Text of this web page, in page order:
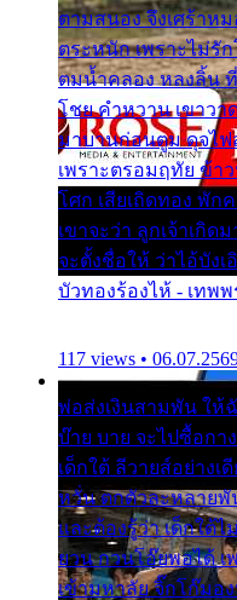
ตามสนอง จึงเศร้าห
ตระหนัก เพราะไม่รั
ตมน้ำคลอง หลงลิ้น
โชย คำหวาน เขาวา
มาบานก่อนตูม ดุจไฟ
เพราะตรอมฤทัย ข้า
โศก เสียเถิดทอง พัก
เขาจะว่า ลูกเจ้าเกิด
จะตั้งชื่อให้ ว่าไอ้บังเ
บัวทองร้องไห้ - เทพ
117 views •
พ่อส่งเงินสามพัน ให้
บ๊าย บาย จะไปซื้อกา
เด็กใต้ ลีวายส์อย่างเ
หวั่น ตกตัวละหลายพั
และต้องรู้ว่า เด็กใต้ไ
ยวน กวนโอ๊ยพอได้ เ
เข้ามหาลัย จิ๊กโก๊มอ